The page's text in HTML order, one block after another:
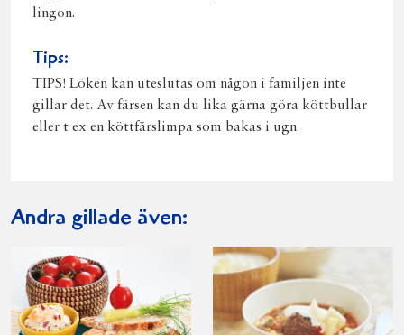
lingon.
Tips:
TIPS! Löken kan uteslutas om någon i familjen inte
gillar det. Av färsen kan du lika gärna göra köttbullar
eller t ex en köttfärslimpa som bakas i ugn.
Andra gillade även: